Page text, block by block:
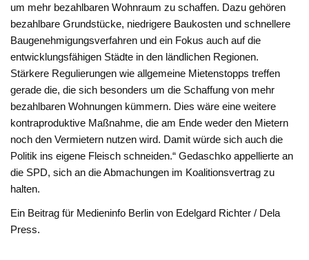
um mehr bezahlbaren Wohnraum zu schaffen. Dazu gehören
bezahlbare Grundstücke, niedrigere Baukosten und schnellere
Baugenehmigungsverfahren und ein Fokus auch auf die
entwicklungsfähigen Städte in den ländlichen Regionen.
Stärkere Regulierungen wie allgemeine Mietenstopps treffen
gerade die, die sich besonders um die Schaffung von mehr
bezahlbaren Wohnungen kümmern. Dies wäre eine weitere
kontraproduktive Maßnahme, die am Ende weder den Mietern
noch den Vermietern nutzen wird. Damit würde sich auch die
Politik ins eigene Fleisch schneiden.“ Gedaschko appellierte an
die SPD, sich an die Abmachungen im Koalitionsvertrag zu
halten.
Ein Beitrag für Medieninfo Berlin von Edelgard Richter / Dela
Press.